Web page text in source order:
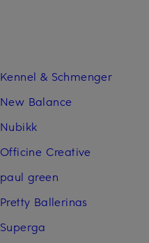
Kennel & Schmenger
New Balance
Nubikk
Officine Creative
paul green
Pretty Ballerinas
Superga